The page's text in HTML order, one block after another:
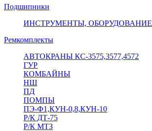
Подшипники
ИНСТРУМЕНТЫ, ОБОРУДОВАНИЕ
Ремкомплекты
АВТОКРАНЫ КС-3575,3577,4572
ГУР
КОМБАЙНЫ
НШ
ПД
ПОМПЫ
ПЭ-Ф1,КУН-0,8,КУН-10
Р/К ДТ-75
Р/К МТЗ